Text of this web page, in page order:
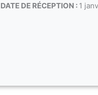
DATE DE RÉCEPTION : 1